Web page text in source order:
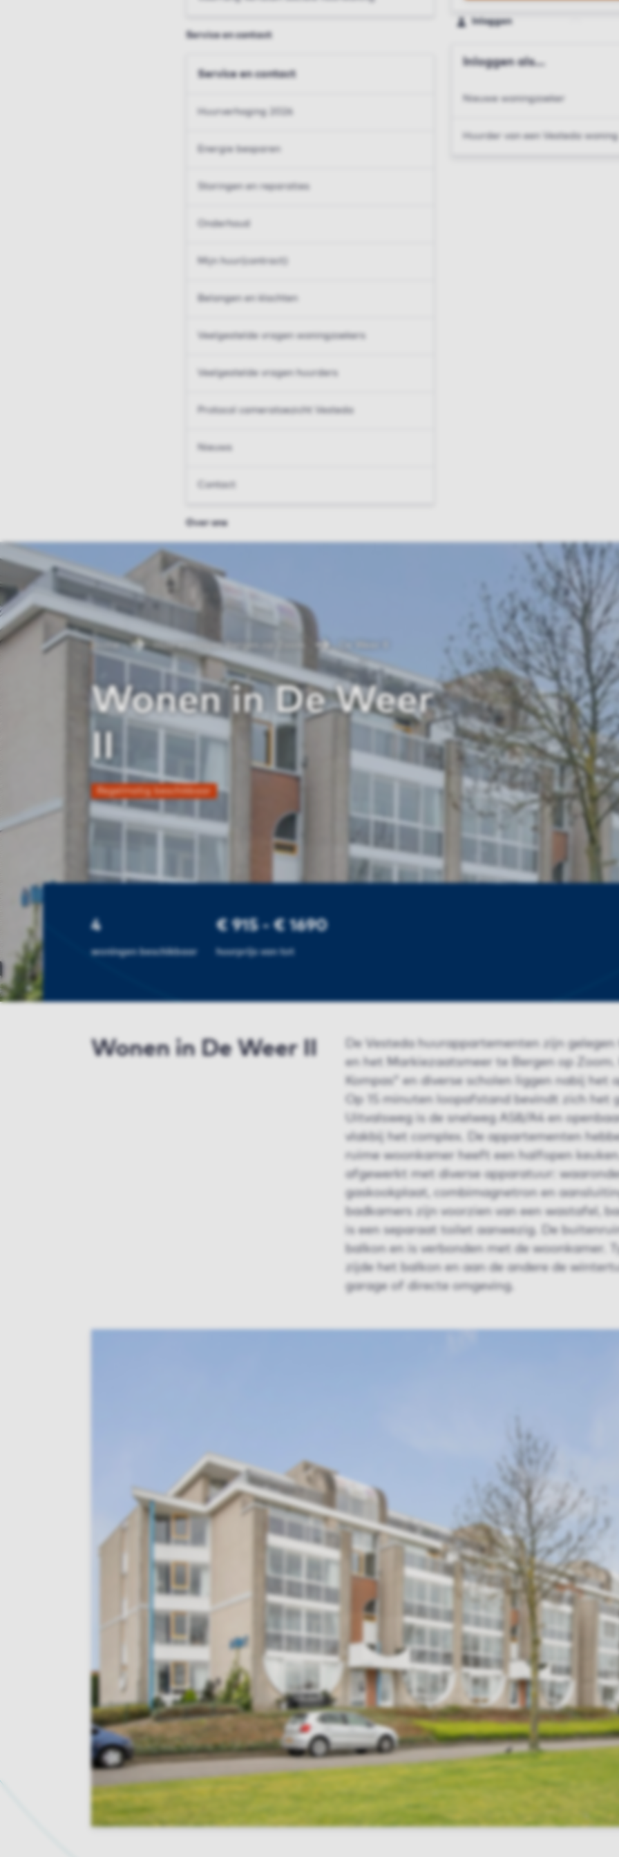
Service en contact
Service en contact
Huurverhoging 2026
Energie besparen
Storingen en reparaties
Onderhoud
Mijn huur(contract)
Belangen en klachten
Veelgestelde vragen woningzoekers
Veelgestelde vragen huurders
Protocol cameratoezicht Vesteda
Nieuws
Contact
Over ons
Inloggen
Inloggen als...
Nieuwe woningzoeker
Huurder van een Vesteda woning
Home Huurwoningen Bergen op Zoom
Wonen in De Weer
II
Regelmatig beschikbaar
4
woningen beschikbaar
€ 915 - € 1690
huurprijs van tot
Wonen in De Weer II
De Vesteda huurappartementen zijn
en het Markiezaatsmeer te Bergen op Zoom.
Kompas” en diverse scholen liggen nabij het
Op 15 minuten loopafstand bevindt zich het
Uitvalsweg is de snelweg A58/A4 en
vlakbij het complex. De appartementen
ruime woonkamer heeft een halfopen
afgewerkt met diverse apparatuur:
gaskookplaat, combimagnetron en
badkamers zijn voorzien van een wastafel,
is een separaat toilet aanwezig. De
balkon en is verbonden met de woonkamer.
zijde het balkon en aan de andere de
garage of directe omgeving.